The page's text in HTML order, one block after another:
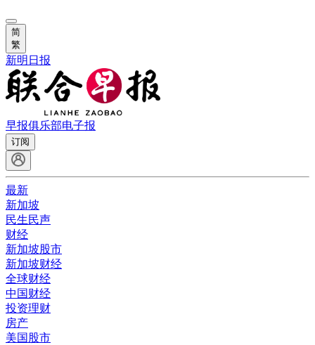
简
繁
新明日报
早报俱乐部电子报
订阅
最新
新加坡
民生民声
财经
新加坡股市
新加坡财经
全球财经
中国财经
投资理财
房产
美国股市